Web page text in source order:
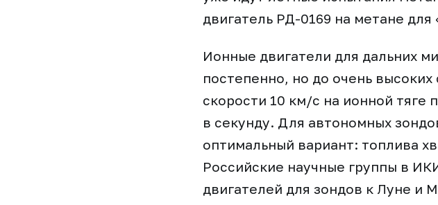
двигатель РД-0169 на метане для
Ионные двигатели для дальних
постепенно, но до очень
скорости 10 км/с на ионной тяге
в секунду. Для автономных
оптимальный вариант: топлива
Российские научные группы в
двигателей для зондов к Луне и